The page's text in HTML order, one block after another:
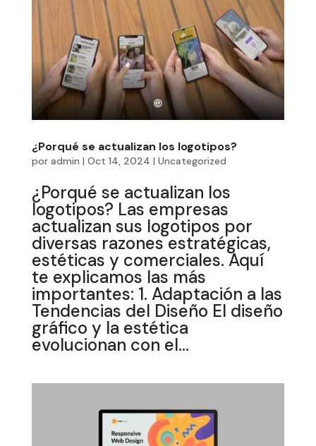
¿Porqué se actualizan los logotipos?
por admin | Oct 14, 2024 | Uncategorized
¿Porqué se actualizan los
logotipos? Las empresas
actualizan sus logotipos por
diversas razones estratégicas,
estéticas y comerciales. Aquí
te explicamos las más
importantes: 1. Adaptación a las
Tendencias del Diseño El diseño
gráfico y la estética
evolucionan con el...